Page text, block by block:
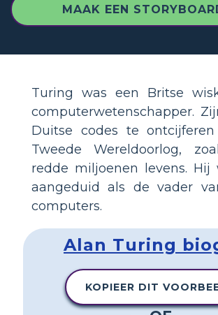
MAAK EEN
Turing was een Britse
computerwetenschapper.
Duitse codes te
Tweede Wereldoorlog,
redde miljoenen levens. Hij
aangeduid als de vader
computers.
Alan Turing
KOPIEER DIT